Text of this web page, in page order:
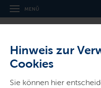
Hinweis zur
Cookies
Sie können hier
MENÜ